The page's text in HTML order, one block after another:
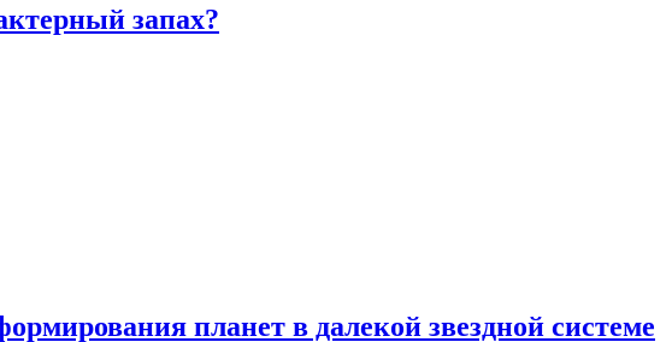
запах?
планет в далекой звездной системе